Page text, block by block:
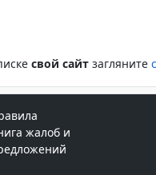
свой сайт загляните
жалоб и